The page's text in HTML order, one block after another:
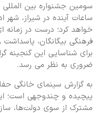
سومین جشنواره بین
ساعات آینده در شیراز، شهر
خواهد کرد؛ درست در زمانه
فرهنگی بیگانگان، پاسداشت
برای شناسایی این گنجینه
ضروری به نظر می رسد.
به گزارش سینمای خانگی
پیچیده و چندوجهی است؛
مشترک از سوی دولت‌ها،